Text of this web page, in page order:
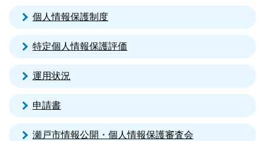
個人情報保護制度
特定個人情報保護評価
運用状況
申請書
瀬戸市情報公開・個人情報保護審査会